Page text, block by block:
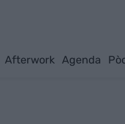
Afterwork Agenda